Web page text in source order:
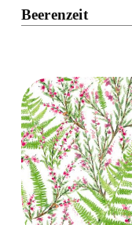
Beerenzeit